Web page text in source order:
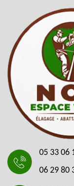
05 33 06
06 29 80